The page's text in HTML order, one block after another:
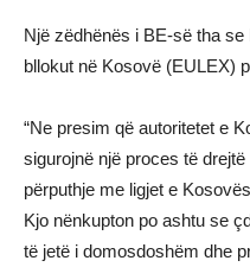
Një zëdhënës i BE-së tha
bllokut në Kosovë (EULEX)
“Ne presim që autoritetet e
sigurojnë një proces të
përputhje me ligjet e
Kjo nënkupton po ashtu se
të jetë i domosdoshëm dhe